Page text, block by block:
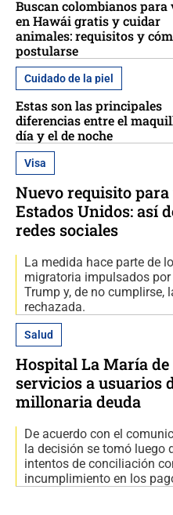
Buscan colombianos
en Hawái gratis y cuidar
animales: requisitos y
postularse
Cuidado de la piel
Estas son las principales
diferencias entre el
día y el de noche
Visa
Nuevo requisito
Estados Unidos: así
redes sociales
La medida hace parte de
migratoria impulsados
Trump y, de no cumplirse,
rechazada.
Salud
Hospital La María
servicios a usuarios
millonaria deuda
De acuerdo con el
la decisión se tomó luego
intentos de conciliación
incumplimiento en los